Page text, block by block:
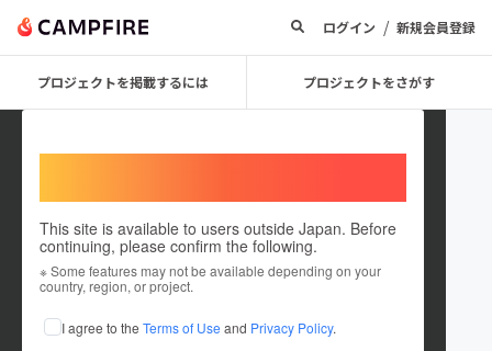
ログイン / 新規会員登録
プロジェクトを掲載するには プロジェクトをさがす
This site is available to users outside Japan. Before
continuing, please confirm the following.
※ Some features may not be available depending on your
country, region, or project.
I agree to the Terms of Use and Privacy Policy.
YUSERIA